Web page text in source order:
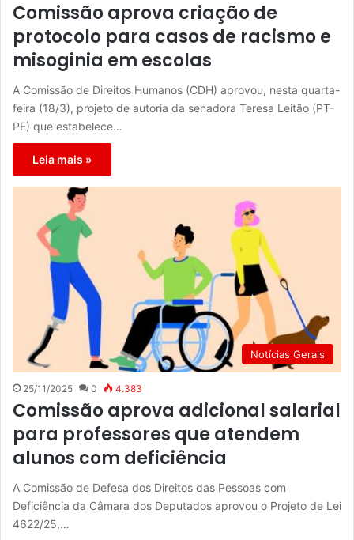
Comissão aprova criação de
protocolo para casos de racismo e
misoginia em escolas
A Comissão de Direitos Humanos (CDH) aprovou, nesta quarta-
feira (18/3), projeto de autoria da senadora Teresa Leitão (PT-
PE) que estabelece…
Leia mais »
Notícias Gerais
25/11/2025 0 4.383
Comissão aprova adicional salarial
para professores que atendem
alunos com deficiência
A Comissão de Defesa dos Direitos das Pessoas com
Deficiência da Câmara dos Deputados aprovou o Projeto de Lei
4622/25,…